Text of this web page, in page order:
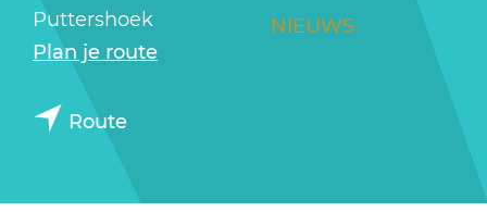
NIEUWS
Puttershoek
Plan je routen
Routen